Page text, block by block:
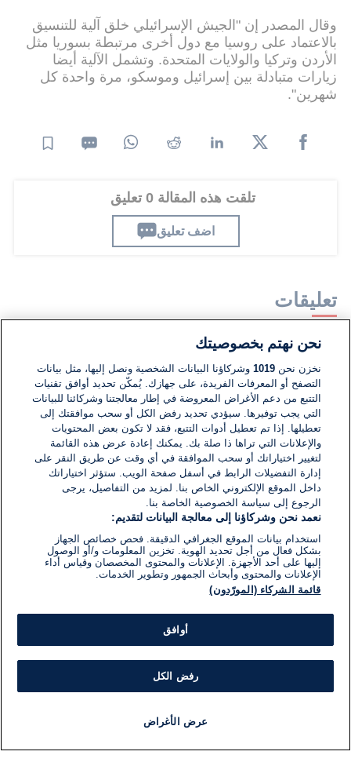
وقال المصدر إن "الجيش الإسرائيلي خلق آلية للتنسيق
بالاعتماد على روسيا مع دول أخرى مرتبطة بسوريا مثل
الأردن وتركيا والولايات المتحدة. وتشمل الآلية أيضا
زيارات متبادلة بين إسرائيل وموسكو، مرة واحدة كل
شهرين".
تلقت هذه المقالة 0 تعليق
اضف تعليق
تعليقات
لا توجد تعليقات مكتوبة حتى الآن. كن الأول!
اكتب تعليقًا جديدًا ...
نحن نهتم بخصوصيتك
نخزن نحن1019 وشركاؤنا البيانات الشخصية ونصل إليها، مثل بيانات
التصفح أو المعرفات الفريدة، على جهازك. يُمكّن تحديد أوافق تقنيات
التتبع من دعم الأغراض المعروضة في إطار معالجتنا وشركائنا للبيانات
التي يجب توفيرها. سيؤدي تحديد رفض الكل أو سحب موافقتك إلى
تعطيلها. إذا تم تعطيل أدوات التتبع، فقد لا تكون بعض المحتويات
والإعلانات التي تراها ذا صلة بك. يمكنك إعادة عرض هذه القائمة
لتغيير اختياراتك أو سحب الموافقة في أي وقت عن طريق النقر على
إدارة التفضيلات الرابط في أسفل صفحة الويب. ستؤثر اختياراتك
داخل الموقع الإلكتروني الخاص بنا. لمزيد من التفاصيل، يرجى
الرجوع إلى سياسة الخصوصية الخاصة بنا.
نعمد نحن وشركاؤنا إلى معالجة البيانات لتقديم:
استخدام بيانات الموقع الجغرافي الدقيقة. فحص خصائص الجهاز
بشكل فعال من أجل تحديد الهوية. تخزين المعلومات و/أو الوصول
إليها على أحد الأجهزة. الإعلانات والمحتوى المخصصان وقياس أداء
الإعلانات والمحتوى وأبحاث الجمهور وتطوير الخدمات.
قائمة الشركاء (المورّدون)
أوافق
رفض الكل
عرض الأغراض